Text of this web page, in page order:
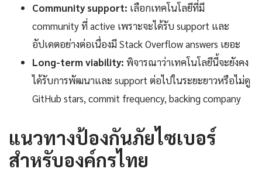
Community support: เลือกเทคโนโลยีที่มี
community ที่ active เพราะจะได้รับ support และ
อัปเดตอย่างต่อเนื่องมี Stack Overflow answers เยอะ
Long-term viability: พิจารณาว่าเทคโนโลยีนี้จะยังคง
ได้รับการพัฒนาและ support ต่อไปในระยะยาวหรือไม่ดู
GitHub stars, commit frequency, backing company
แนวทางป้องกันภัยไซเบอร์
สำหรับองค์กรไทย